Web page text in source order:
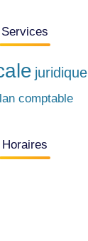
Services
juridique
comptable
Horaires